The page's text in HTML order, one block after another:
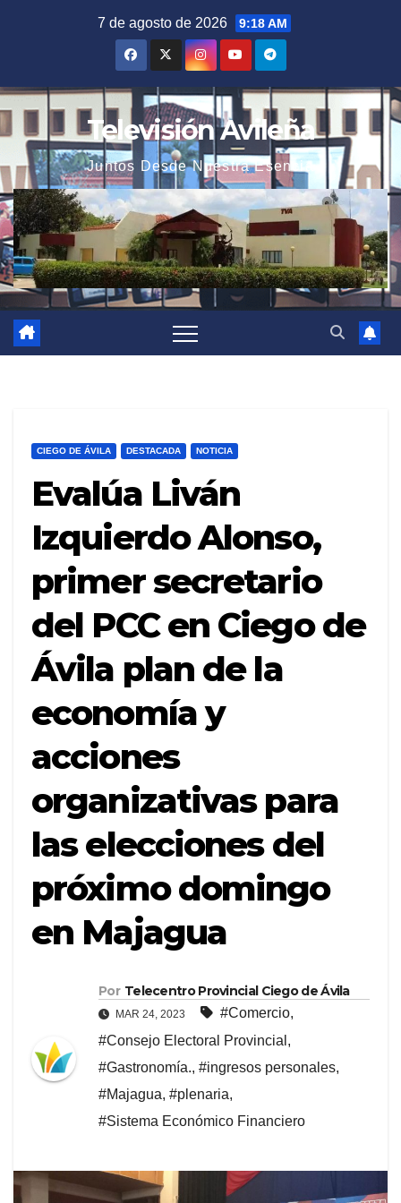
7 de agosto de 2026 9:18 AM
Televisión Avileña
Juntos Desde Nuestra Esencia
CIEGO DE ÁVILA DESTACADA NOTICIA
Evalúa Liván
Izquierdo Alonso,
primer secretario
del PCC en Ciego de
Ávila plan de la
economía y
acciones
organizativas para
las elecciones del
próximo domingo
en Majagua
Por Telecentro Provincial Ciego de Ávila
MAR 24, 2023 #Comercio,
#Consejo Electoral Provincial ,
#Gastronomía., #ingresos personales,
#Majagua, #plenaria,
#Sistema Económico Financiero